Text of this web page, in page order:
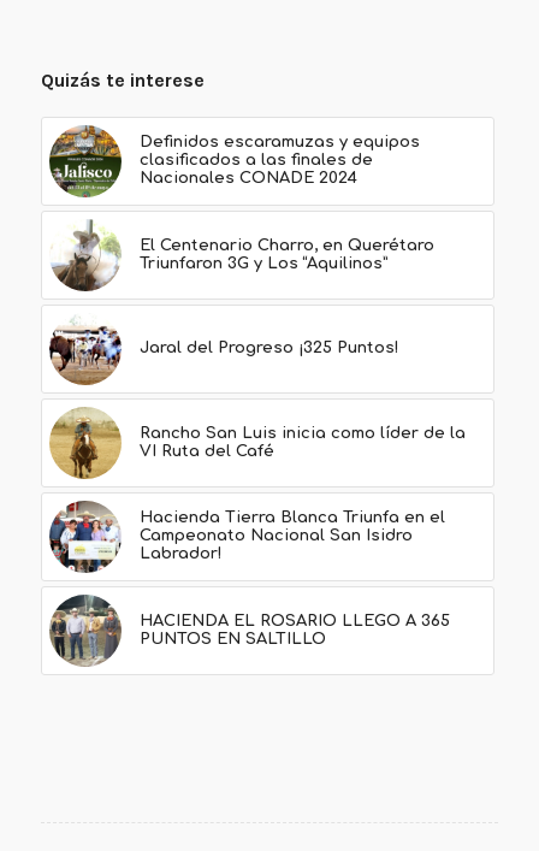
Quizás te interese
Definidos escaramuzas y equipos
clasificados a las finales de
Nacionales CONADE 2024
El Centenario Charro, en Querétaro
Triunfaron 3G y Los “Aquilinos”
Jaral del Progreso ¡325 Puntos!
Rancho San Luis inicia como líder de la
VI Ruta del Café
Hacienda Tierra Blanca Triunfa en el
Campeonato Nacional San Isidro
Labrador!
HACIENDA EL ROSARIO LLEGO A 365
PUNTOS EN SALTILLO